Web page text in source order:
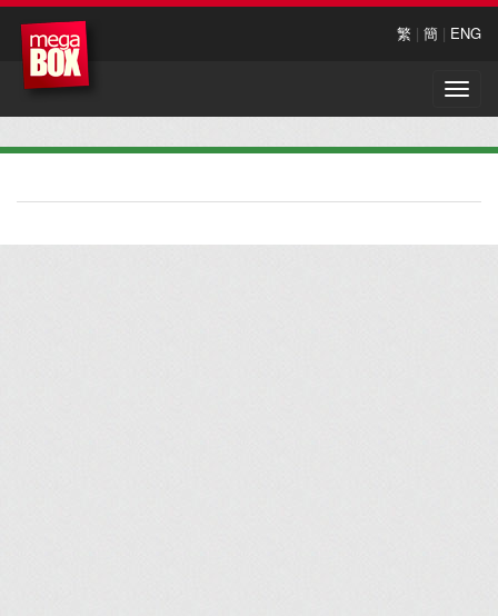
繁 | 簡 | ENG
Toggle